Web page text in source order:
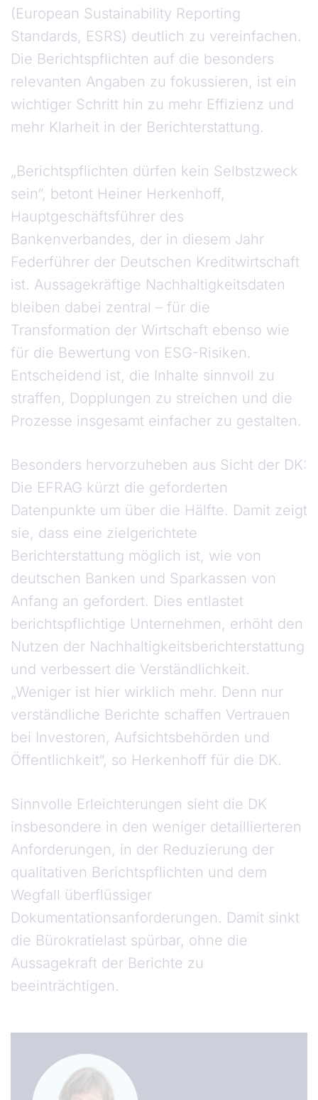
(European Sustainability Reporting
Standards, ESRS) deutlich zu vereinfachen.
Die Berichtspflichten auf die besonders
relevanten Angaben zu fokussieren, ist ein
wichtiger Schritt hin zu mehr Effizienz und
mehr Klarheit in der Berichterstattung.
„Berichtspflichten dürfen kein Selbstzweck
sein“, betont Heiner Herkenhoff,
Hauptgeschäftsführer des
Bankenverbandes, der in diesem Jahr
Federführer der Deutschen Kreditwirtschaft
ist. Aussagekräftige Nachhaltigkeitsdaten
bleiben dabei zentral – für die
Transformation der Wirtschaft ebenso wie
für die Bewertung von ESG-Risiken.
Entscheidend ist, die Inhalte sinnvoll zu
straffen, Dopplungen zu streichen und die
Prozesse insgesamt einfacher zu gestalten.
Besonders hervorzuheben aus Sicht der DK:
Die EFRAG kürzt die geforderten
Datenpunkte um über die Hälfte. Damit zeigt
sie, dass eine zielgerichtete
Berichterstattung möglich ist, wie von
deutschen Banken und Sparkassen von
Anfang an gefordert. Dies entlastet
berichtspflichtige Unternehmen, erhöht den
Nutzen der Nachhaltigkeitsberichterstattung
und verbessert die Verständlichkeit.
„Weniger ist hier wirklich mehr. Denn nur
verständliche Berichte schaffen Vertrauen
bei Investoren, Aufsichtsbehörden und
Öffentlichkeit“, so Herkenhoff für die DK.
Sinnvolle Erleichterungen sieht die DK
insbesondere in den weniger detaillierteren
Anforderungen, in der Reduzierung der
qualitativen Berichtspflichten und dem
Wegfall überflüssiger
Dokumentationsanforderungen. Damit sinkt
die Bürokratielast spürbar, ohne die
Aussagekraft der Berichte zu
beeinträchtigen.